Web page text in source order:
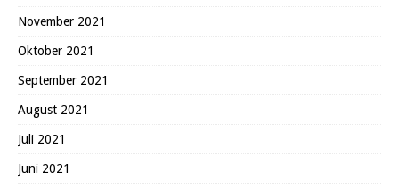
November 2021
Oktober 2021
September 2021
August 2021
Juli 2021
Juni 2021